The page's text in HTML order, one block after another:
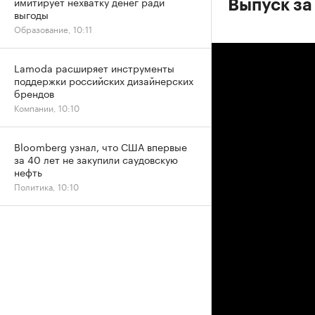
Выпуск
выгоды
Образование, 10:11
Lamoda расширяет инструменты
поддержки российских дизайнерских
брендов
Компании, 10:10
Bloomberg узнал, что США впервые
за 40 лет не закупили саудовскую
нефть
Политика, 10:10